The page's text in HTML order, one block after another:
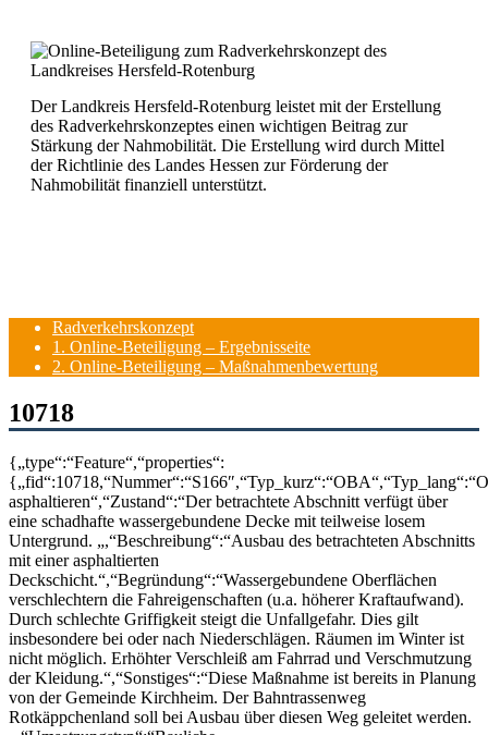
Der Landkreis Hersfeld-Rotenburg leistet mit der Erstellung
des Radverkehrskonzeptes einen wichtigen Beitrag zur
Stärkung der Nahmobilität. Die Erstellung wird durch Mittel
der Richtlinie des Landes Hessen zur Förderung der
Nahmobilität finanziell unterstützt.
Radverkehrskonzept
1. Online-Beteiligung – Ergebnisseite
2. Online-Beteiligung – Maßnahmenbewertung
10718
{„type“:“Feature“,“properties“:
asphaltieren“,“Zustand“:“Der betrachtete Abschnitt verfügt über
eine schadhafte wassergebundene Decke mit teilweise losem
Untergrund. „,“Beschreibung“:“Ausbau des betrachteten Abschnitts
mit einer asphaltierten
Deckschicht.“,“Begründung“:“Wassergebundene Oberflächen
verschlechtern die Fahreigenschaften (u.a. höherer Kraftaufwand).
Durch schlechte Griffigkeit steigt die Unfallgefahr. Dies gilt
insbesondere bei oder nach Niederschlägen. Räumen im Winter ist
nicht möglich. Erhöhter Verschleiß am Fahrrad und Verschmutzung
der Kleidung.“,“Sonstiges“:“Diese Maßnahme ist bereits in Planung
von der Gemeinde Kirchheim. Der Bahntrassenweg
Rotkäppchenland soll bei Ausbau über diesen Weg geleitet werden.